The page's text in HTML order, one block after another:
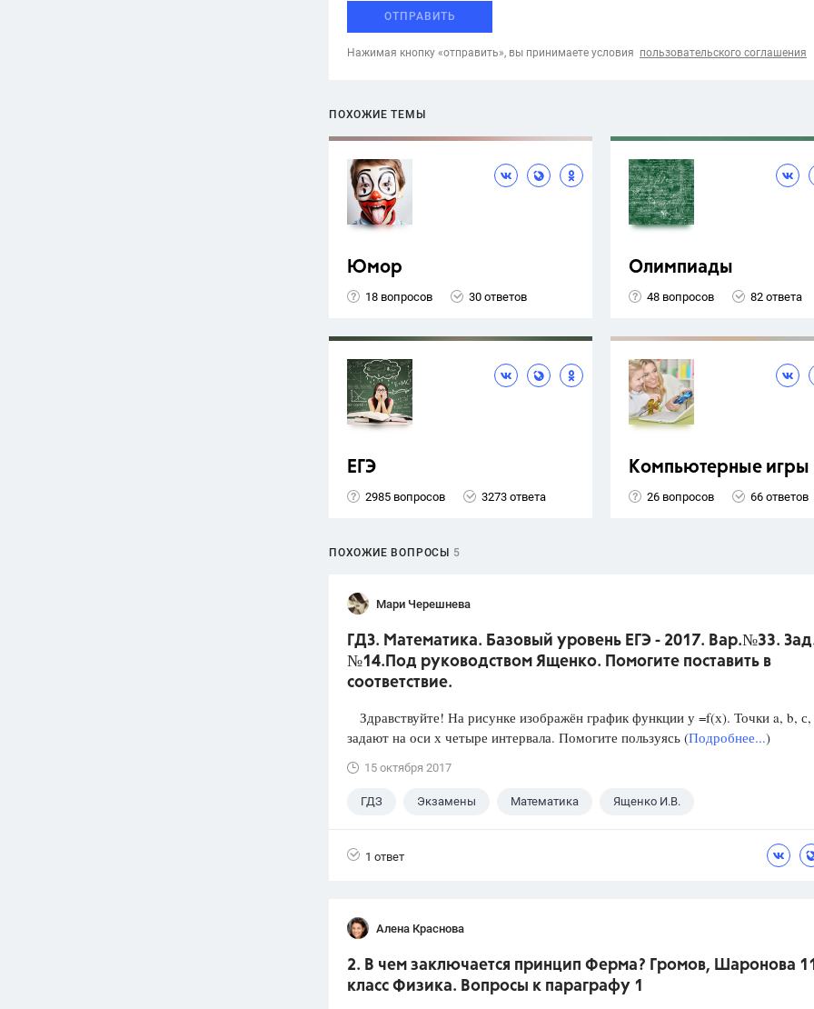
ОТПРАВИТЬ
Нажимая кнопку «отправить», вы принимаете условия пользовательского соглашения
ПОХОЖИЕ ТЕМЫ
Юмор
18 вопросов 30 ответов
Олимпиады
48 вопросов 82 ответа
ЕГЭ
2985 вопросов 3273 ответа
Компьютерные игры
26 вопросов 66 ответов
ПОХОЖИЕ ВОПРОСЫ 5
Мари Черешнева
ГДЗ. Математика. Базовый уровень ЕГЭ - 2017. Вар.№33.
№14.Под руководством Ященко. Помогите поставить в
соответствие.
Здравствуйте! На рисунке изображён график функции у =f(х). Точки a, b, с,
задают на оси х четыре интервала. Помогите пользуясь (Подробнее...)
15 октября 2017
ГДЗ Экзамены Математика Ященко И.В.
1 ответ
Алена Краснова
2. В чем заключается принцип Ферма? Громов, Шаронова 11
класс Физика. Вопросы к параграфу 1